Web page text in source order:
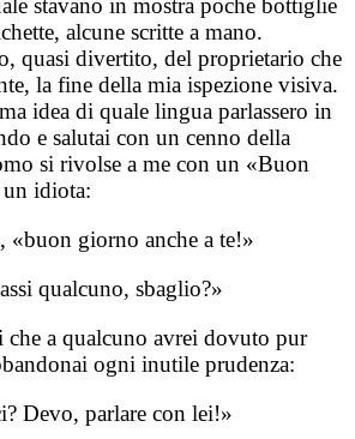
stavano in mostra poche bottiglie
alcune scritte a mano.
quasi divertito, del proprietario che
la fine della mia ispezione visiva.
idea di quale lingua parlassero in
e salutai con un cenno della
si rivolse a me con un «Buon
idiota:
«buon giorno anche a te!»
qualcuno, sbaglio?»
che a qualcuno avrei dovuto pur
ogni inutile prudenza:
Devo, parlare con lei!»